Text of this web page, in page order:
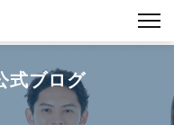
式ブログ